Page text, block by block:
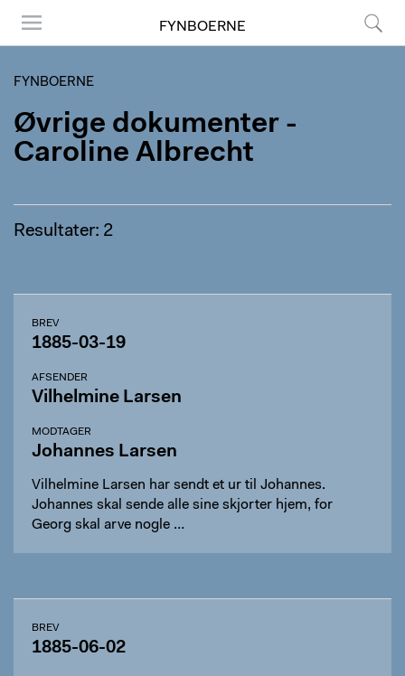
FYNBOERNE
FYNBOERNE
Øvrige dokumenter -
Caroline Albrecht
Resultater: 2
BREV
1885-03-19
AFSENDER
Vilhelmine Larsen
MODTAGER
Johannes Larsen
Vilhelmine Larsen har sendt et ur til Johannes.
Johannes skal sende alle sine skjorter hjem, for
Georg skal arve nogle …
BREV
1885-06-02